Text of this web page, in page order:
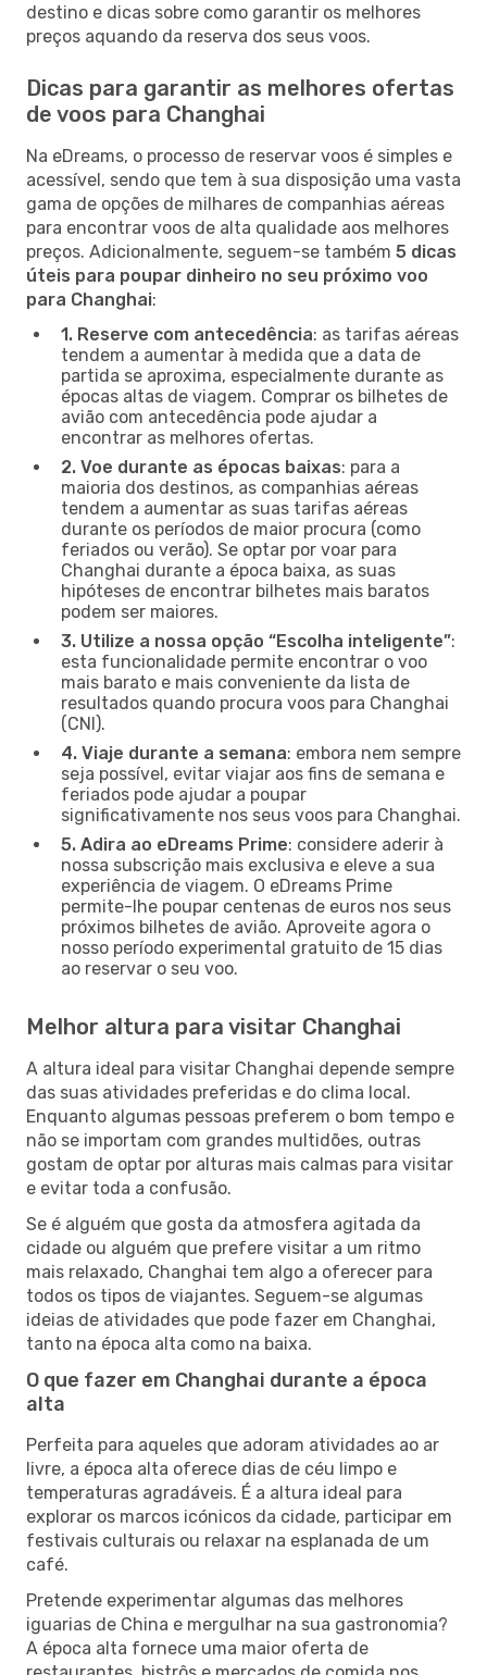
destino e dicas sobre como garantir os melhores
preços aquando da reserva dos seus voos.
Dicas para garantir as melhores ofertas
de voos para Changhai
Na eDreams, o processo de reservar voos é simples e
acessível, sendo que tem à sua disposição uma vasta
gama de opções de milhares de companhias aéreas
para encontrar voos de alta qualidade aos melhores
preços. Adicionalmente, seguem-se também 5 dicas
úteis para poupar dinheiro no seu próximo voo
para Changhai:
1. Reserve com antecedência: as tarifas aéreas
tendem a aumentar à medida que a data de
partida se aproxima, especialmente durante as
épocas altas de viagem. Comprar os bilhetes de
avião com antecedência pode ajudar a
encontrar as melhores ofertas.
2. Voe durante as épocas baixas: para a
maioria dos destinos, as companhias aéreas
tendem a aumentar as suas tarifas aéreas
durante os períodos de maior procura (como
feriados ou verão). Se optar por voar para
Changhai durante a época baixa, as suas
hipóteses de encontrar bilhetes mais baratos
podem ser maiores.
3. Utilize a nossa opção “Escolha inteligente”:
esta funcionalidade permite encontrar o voo
mais barato e mais conveniente da lista de
resultados quando procura voos para Changhai
(CNI).
4. Viaje durante a semana: embora nem sempre
seja possível, evitar viajar aos fins de semana e
feriados pode ajudar a poupar
significativamente nos seus voos para Changhai.
5. Adira ao eDreams Prime: considere aderir à
nossa subscrição mais exclusiva e eleve a sua
experiência de viagem. O eDreams Prime
permite-lhe poupar centenas de euros nos seus
próximos bilhetes de avião. Aproveite agora o
nosso período experimental gratuito de 15 dias
ao reservar o seu voo.
Melhor altura para visitar Changhai
A altura ideal para visitar Changhai depende sempre
das suas atividades preferidas e do clima local.
Enquanto algumas pessoas preferem o bom tempo e
não se importam com grandes multidões, outras
gostam de optar por alturas mais calmas para visitar
e evitar toda a confusão.
Se é alguém que gosta da atmosfera agitada da
cidade ou alguém que prefere visitar a um ritmo
mais relaxado, Changhai tem algo a oferecer para
todos os tipos de viajantes. Seguem-se algumas
ideias de atividades que pode fazer em Changhai,
tanto na época alta como na baixa.
O que fazer em Changhai durante a época
alta
Perfeita para aqueles que adoram atividades ao ar
livre, a época alta oferece dias de céu limpo e
temperaturas agradáveis. É a altura ideal para
explorar os marcos icónicos da cidade, participar em
festivais culturais ou relaxar na esplanada de um
café.
Pretende experimentar algumas das melhores
iguarias de China e mergulhar na sua gastronomia?
A época alta fornece uma maior oferta de